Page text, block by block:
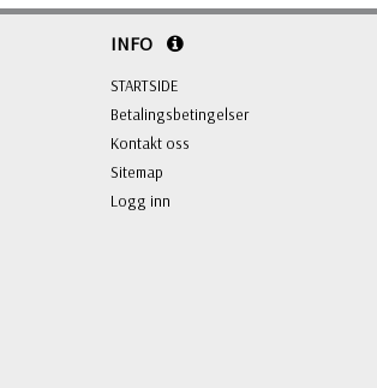
INFO
STARTSIDE
Betalingsbetingelser
Kontakt oss
Sitemap
Logg inn